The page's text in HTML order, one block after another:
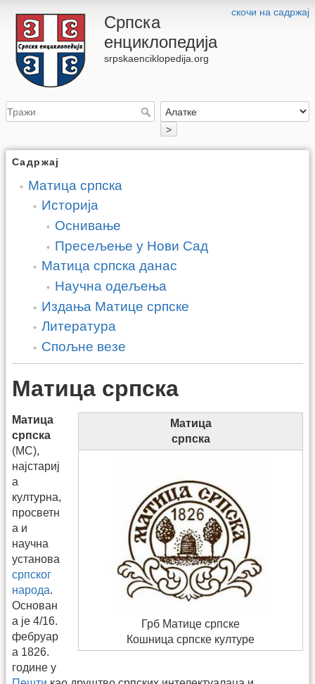
скочи на садржај
Српска
енциклопедија
srpskaenciklopedija.org
>
Садржај
Матица српска
Историја
Оснивање
Пресељење у Нови Сад
Матица српска данас
Научна одељења
Издања Матице српске
Литература
Спољне везе
Матица српска
Матица
српска
Грб Матице српске
Кошница српске културе
Матица
српска
(МС),
најстариј
а
културна,
просветн
а и
научна
установа
српског
народа.
Основан
а је 4/16.
фебруар
а 1826.
године у